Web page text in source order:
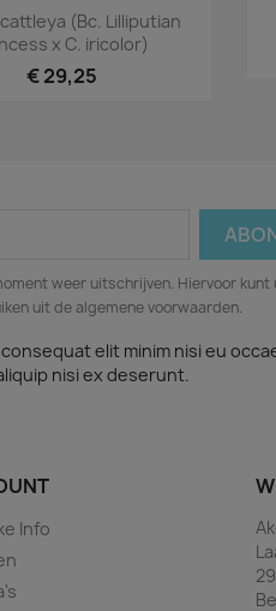
Snel bekijken
(Bc. Lilliputian
x C. iricolor)
€ 29,25
weer uitschrijven. Hiervoor kunt
uit de algemene voorwaarden.
elit minim nisi eu
nisi ex deserunt.
Info